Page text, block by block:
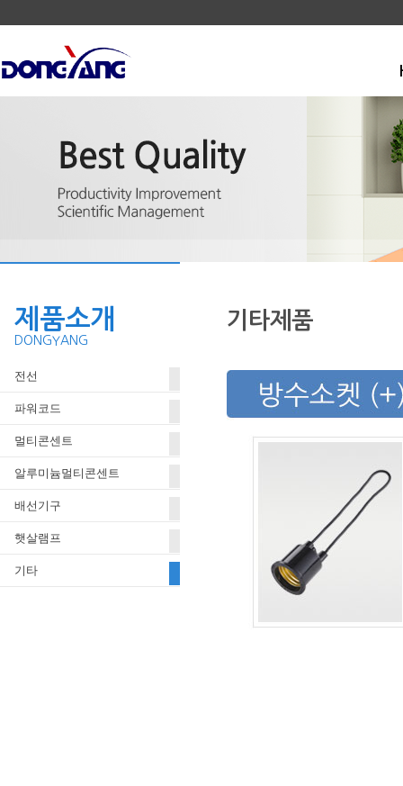
제품소개
DONGYANG
전선
파워코드
멀티콘센트
알루미늄멀티콘센트
배선기구
햇살램프
기타
기타제품